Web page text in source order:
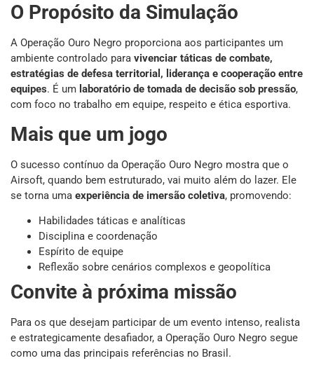
O Propósito da Simulação
A Operação Ouro Negro proporciona aos participantes um
ambiente controlado para vivenciar táticas de combate,
estratégias de defesa territorial, liderança e cooperação entre
equipes. É um laboratório de tomada de decisão sob pressão,
com foco no trabalho em equipe, respeito e ética esportiva.
Mais que um jogo
O sucesso contínuo da Operação Ouro Negro mostra que o
Airsoft, quando bem estruturado, vai muito além do lazer. Ele
se torna uma experiência de imersão coletiva, promovendo:
Habilidades táticas e analíticas
Disciplina e coordenação
Espírito de equipe
Reflexão sobre cenários complexos e geopolítica
Convite à próxima missão
Para os que desejam participar de um evento intenso, realista
e estrategicamente desafiador, a Operação Ouro Negro segue
como uma das principais referências no Brasil.